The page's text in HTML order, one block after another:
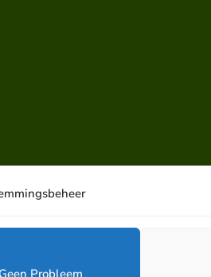
Geen Probleem